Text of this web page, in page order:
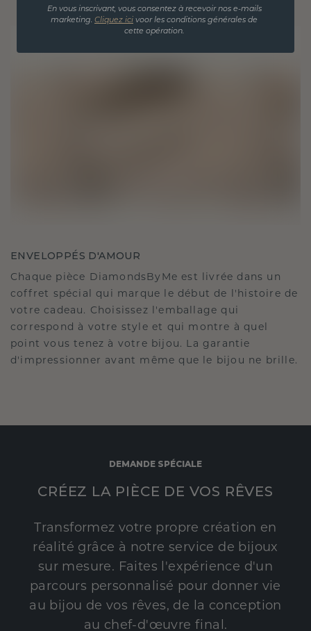
ENVELOPPÉS D'AMOUR
Chaque pièce DiamondsByMe est livrée dans un
coffret spécial qui marque le début de l'histoire de
votre cadeau. Choisissez l'emballage qui
correspond à votre style et qui montre à quel
point vous tenez à votre bijou. La garantie
d'impressionner avant même que le bijou ne brille.
DEMANDE SPÉCIALE
CRÉEZ LA PIÈCE DE VOS RÊVES
Transformez votre propre création en
réalité grâce à notre service de bijoux
sur mesure. Faites l'expérience d'un
parcours personnalisé pour donner vie
au bijou de vos rêves, de la conception
au chef-d'œuvre final.
En vous inscrivant, vous consentez à recevoir nos e-mails
marketing. Cliquez ici voor les conditions générales de
cette opération.